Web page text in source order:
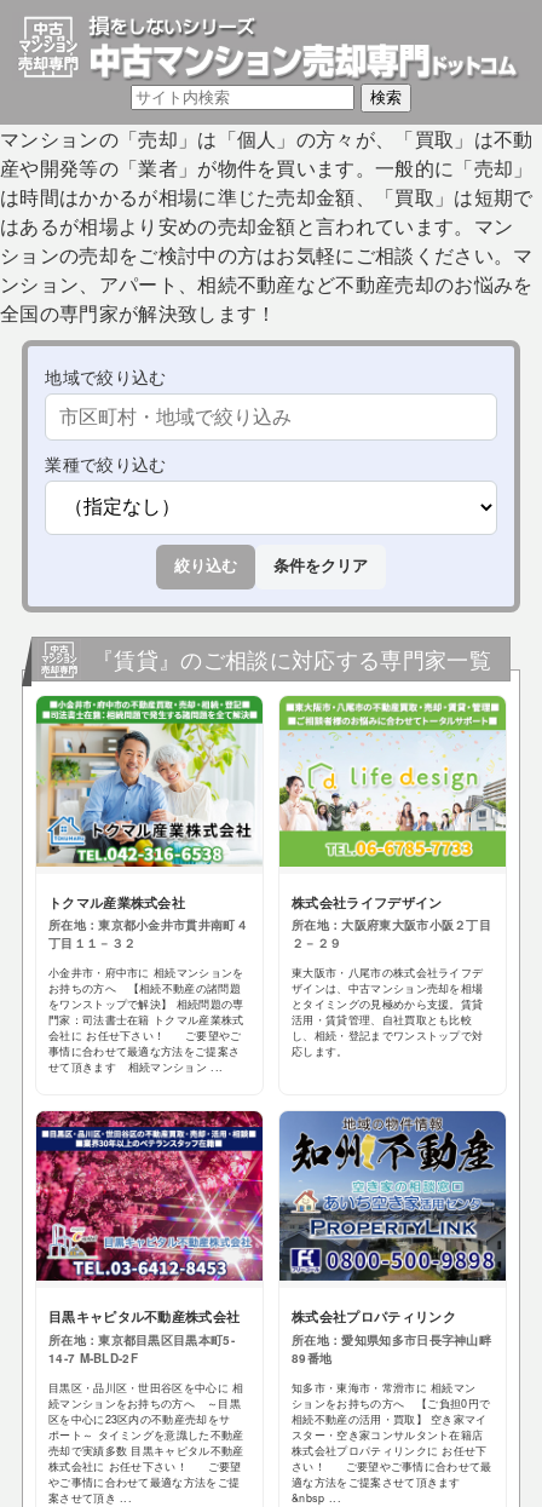
マンションの「売却」は「個人」の方々が、「買取」は不動
産や開発等の「業者」が物件を買います。一般的に「売却」
は時間はかかるが相場に準じた売却金額、「買取」は短期で
はあるが相場より安めの売却金額と言われています。マン
ションの売却をご検討中の方はお気軽にご相談ください。マ
ンション、アパート、相続不動産など不動産売却のお悩みを
全国の専門家が解決致します！
地域で絞り込む
業種で絞り込む
絞り込む 条件をクリア
『賃貸』のご相談に対応する専門家一覧
トクマル産業株式会社
所在地：東京都小金井市貫井南町４
丁目１１－３２
小金井市・府中市に 相続マンションを
お持ちの方へ 【相続不動産の諸問題
をワンストップで解決】 相続問題の専
門家：司法書士在籍 トクマル産業株式
会社に お任せ下さい！ ご要望やご
事情に合わせて最適な方法をご提案さ
せて頂きます 相続マンション ...
株式会社ライフデザイン
所在地：大阪府東大阪市小阪２丁目
２－２９
東大阪市・八尾市の株式会社ライフデ
ザインは、中古マンション売却を相場
とタイミングの見極めから支援。賃貸
活用・賃貸管理、自社買取とも比較
し、相続・登記までワンストップで対
応します。
目黒キャピタル不動産株式会社
所在地：東京都目黒区目黒本町5-
14-7 M-BLD-2F
目黒区・品川区・世田谷区を中心に 相
続マンションをお持ちの方へ ～目黒
区を中心に23区内の不動産売却をサ
ポート～ タイミングを意識した不動産
売却で実績多数 目黒キャピタル不動産
株式会社に お任せ下さい！ ご要望
やご事情に合わせて最適な方法をご提
案させて頂き ...
株式会社プロパティリンク
所在地：愛知県知多市日長字神山畔
89番地
知多市・東海市・常滑市に 相続マン
ションをお持ちの方へ 【ご負担0円で
相続不動産の活用・買取】 空き家マイ
スター・空き家コンサルタント在籍店
株式会社プロパティリンクに お任せ下
さい！ ご要望やご事情に合わせて最
適な方法をご提案させて頂きます
&nbsp ...